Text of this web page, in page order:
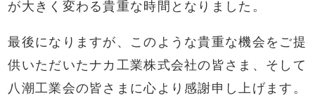
が大きく変わる貴重な時間となりました。
最後になりますが、このような貴重な機会をご提
供いただいたナカ工業株式会社の皆さま、そして
八潮工業会の皆さまに心より感謝申し上げます。